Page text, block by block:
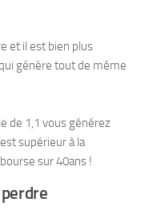
et il est bien plus
génère tout de même
de 1,1 vous générez
supérieur à la
sur 40ans !